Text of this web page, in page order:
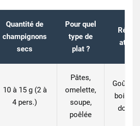
Quantité de
champignons
secs
Pour quel
type de
plat ?
10 à 15 g(2 à
4 pers.)
Pâtes,
omelette,
soupe,
poêlée
Goût
bois”